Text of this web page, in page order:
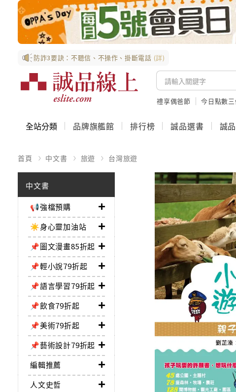
防詐3要訣：不聽信、不操作、掛斷電話 (詳)
禮享偶爸節 今日點數
全站分類 品牌旗艦館 排行榜 誠品選書 誠
首頁 中文書 旅遊 台灣旅遊
中文書
📢強檔預購
☀️身心靈加油站
📌圖文漫畫85折起
📌輕小說79折起
📌語言學習79折起
📌飲食79折起
📌美術79折起
📌藝術設計79折起
編輯推薦
人文史哲